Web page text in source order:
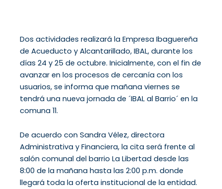
Dos actividades realizará la Empresa Ibaguereña
de Acueducto y Alcantarillado, IBAL, durante los
días 24 y 25 de octubre. Inicialmente, con el fin de
avanzar en los procesos de cercanía con los
usuarios, se informa que mañana viernes se
tendrá una nueva jornada de ´IBAL al Barrio´ en la
comuna 11.
De acuerdo con Sandra Vélez, directora
Administrativa y Financiera, la cita será frente al
salón comunal del barrio La Libertad desde las
8:00 de la mañana hasta las 2:00 p.m. donde
llegará toda la oferta institucional de la entidad.